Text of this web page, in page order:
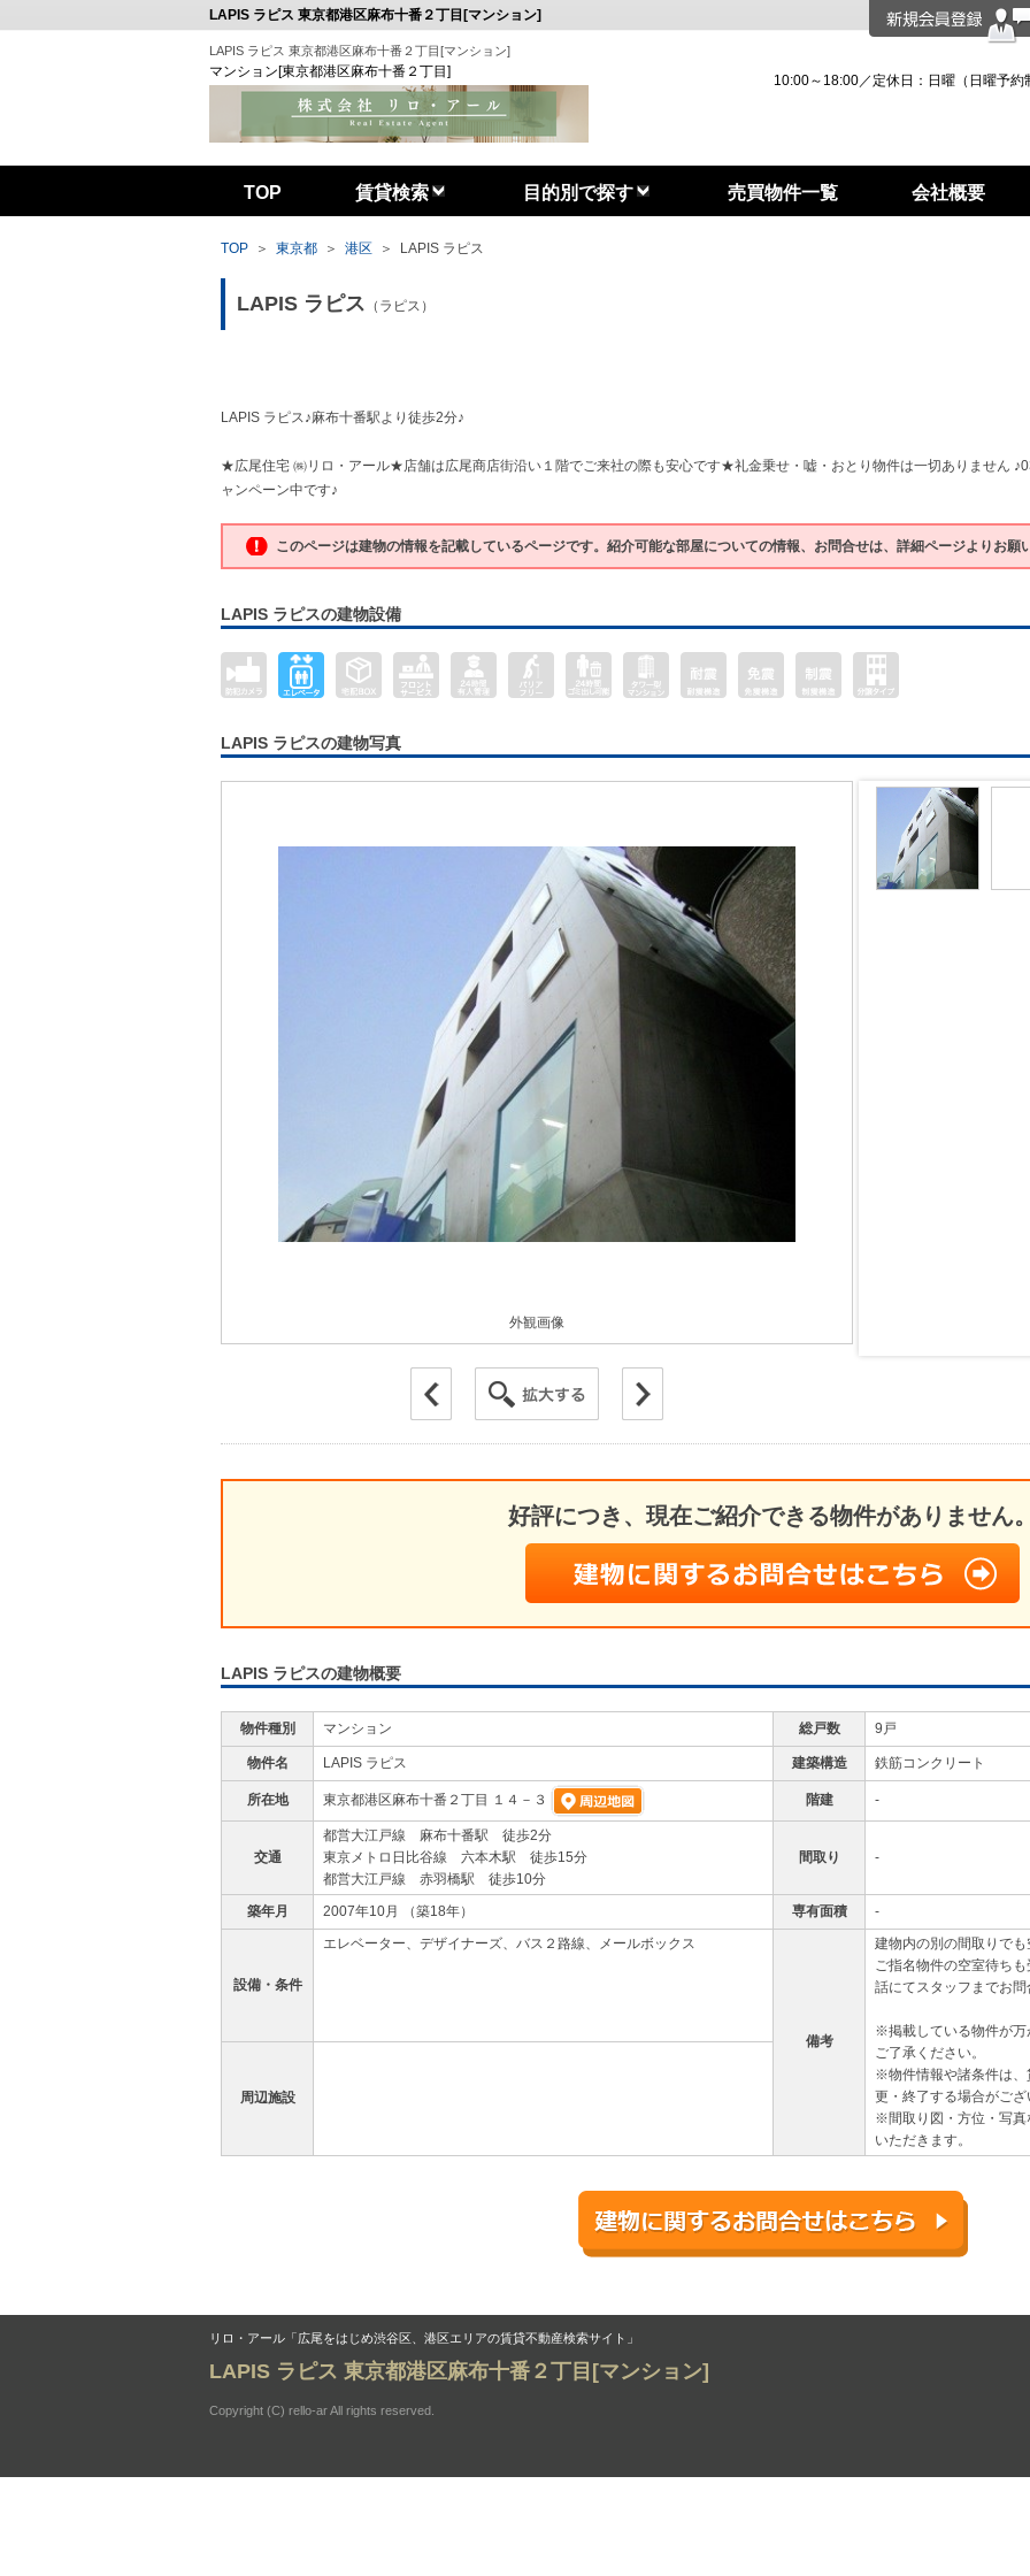
LAPIS ラピス 東京都港区麻布十番２丁目[マンション]
LAPIS ラピス 東京都港区麻布十番２丁目[マンション]
マンション[東京都港区麻布十番２丁目]
10:00～18:00／定休日：日曜（日曜予約
TOP 賃貸検索 目的別で探す 売買物件一覧 会社概要
オーナー様へ 売りたい人へ
TOP ＞ 東京都 ＞ 港区 ＞ LAPIS ラピス
LAPIS ラピス （ラピス）
LAPIS ラピス♪麻布十番駅より徒歩2分♪
★広尾住宅 ㈱リロ・アール★店舗は広尾商店街沿い１階でご来社の際も安心です★礼金乗せ・嘘・おとり物件は一切ありません
ャンペーン中です♪
このページは建物の情報を記載しているページです。紹介可能な部屋についての情報、お問合せは、詳細ページよりお願
LAPIS ラピスの建物設備
LAPIS ラピスの建物写真
外観画像
好評につき、現在ご紹介できる物件がありません
LAPIS ラピスの建物概要
物件種別 マンション 総戸数 9戸
物件名 LAPIS ラピス 建築構造 鉄筋コンクリート
所在地 東京都港区麻布十番２丁目 １４－３ 階建 -
交通
都営大江戸線 麻布十番駅 徒歩2分
東京メトロ日比谷線 六本木駅 徒歩15分
都営大江戸線 赤羽橋駅 徒歩10分
間取り -
築年月 2007年10月 （築18年） 専有面積 -
設備・条件
エレベーター、デザイナーズ、バス２路線、メールボックス
備考
建物内の別の間取りで
ご指名物件の空室待ち
話にてスタッフまでお
※掲載している物件が万
ご了承ください。
※物件情報や諸条件は、
更・終了する場合がござ
※間取り図・方位・写真
いただきます。
周辺施設
リロ・アール「広尾をはじめ渋谷区、港区エリアの賃貸不動産検索サイト」
LAPIS ラピス 東京都港区麻布十番２丁目[マンション]
Copyright (C) rello-ar All rights reserved.